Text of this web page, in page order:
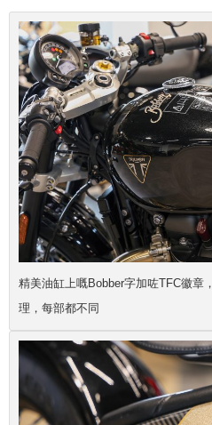
精美油缸上嘅Bobber字加咗TFC徽章，
理，每部都不同